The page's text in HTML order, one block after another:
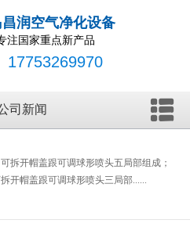
润空气净化设备
注国家重点新产品
17753269970
司新闻
拆开帽盖跟可调球形喷头五局部组成；
开帽盖跟可调球形喷头三局部......